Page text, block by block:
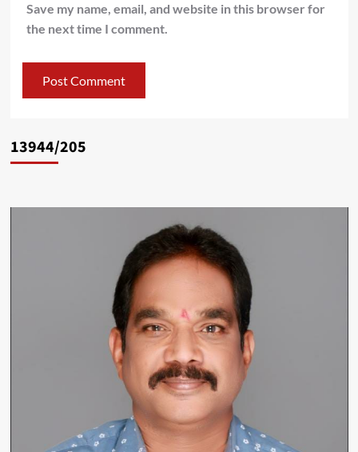
Save my name, email, and website in this browser for
the next time I comment.
13944/205